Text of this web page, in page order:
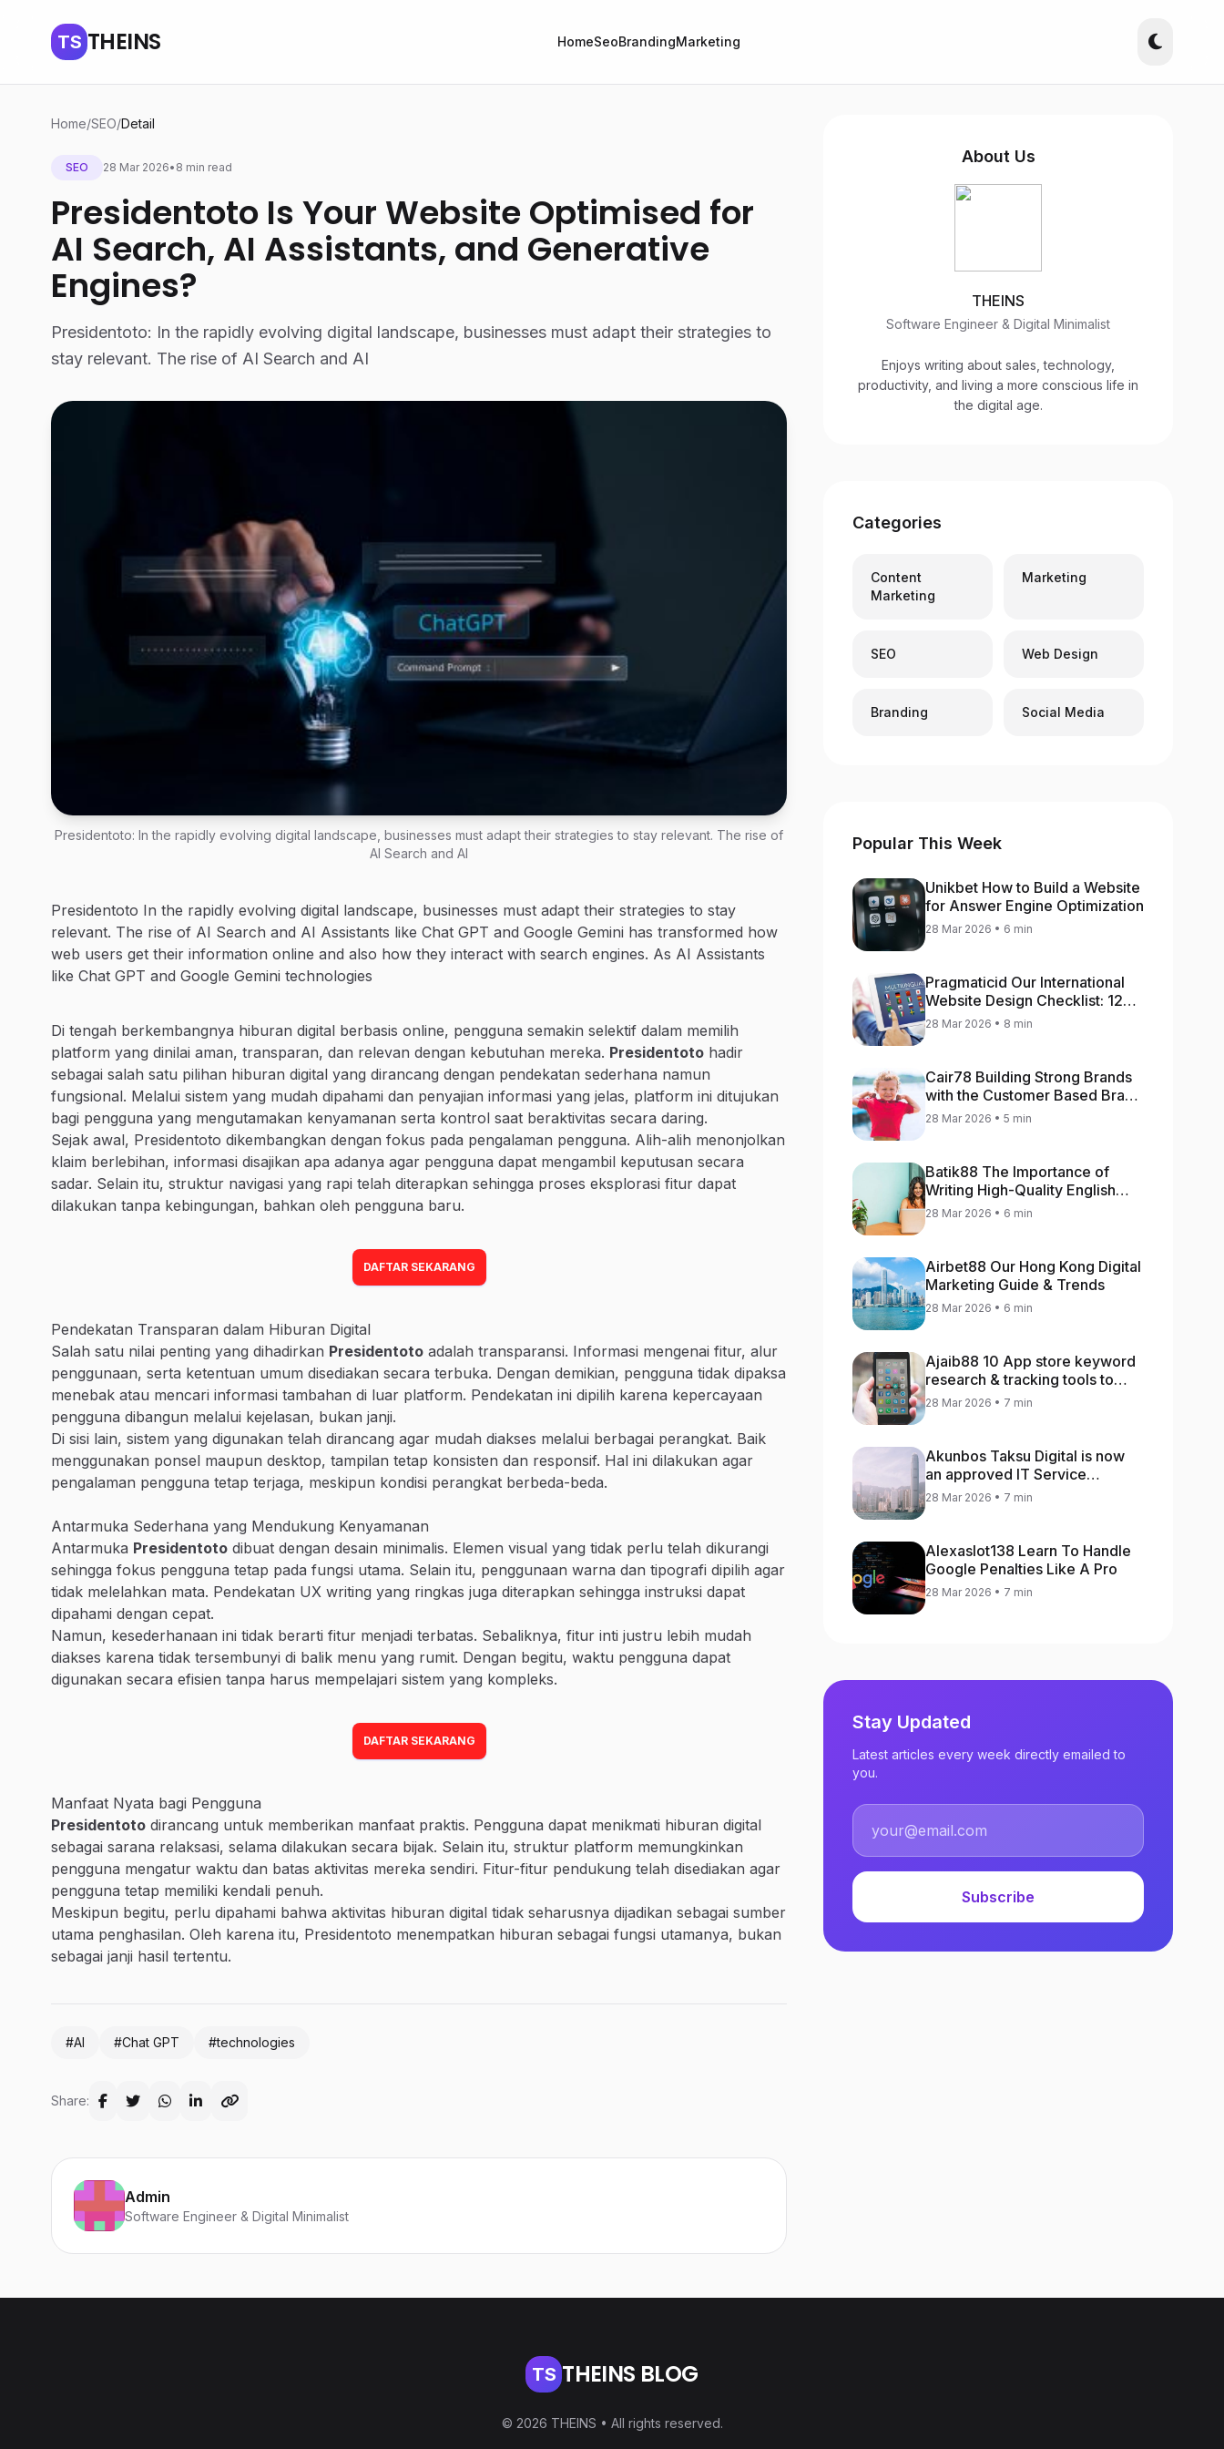
TS THEINS HomeSeoBrandingMarketing
Home/SEO/Detail
SEO 28 Mar 2026• 8 min read
Presidentoto Is Your Website Optimised for
AI Search, AI Assistants, and Generative
Engines?
Presidentoto: In the rapidly evolving digital landscape, businesses must adapt their strategies to
stay relevant. The rise of AI Search and AI
Presidentoto: In the rapidly evolving digital landscape, businesses must adapt their strategies to stay relevant. The rise of
AI Search and AI
Presidentoto In the rapidly evolving digital landscape, businesses must adapt their strategies to stay
relevant. The rise of AI Search and AI Assistants like Chat GPT and Google Gemini has transformed how
web users get their information online and also how they interact with search engines. As AI Assistants
like Chat GPT and Google Gemini technologies
Di tengah berkembangnya hiburan digital berbasis online, pengguna semakin selektif dalam memilih
platform yang dinilai aman, transparan, dan relevan dengan kebutuhan mereka. Presidentoto hadir
sebagai salah satu pilihan hiburan digital yang dirancang dengan pendekatan sederhana namun
fungsional. Melalui sistem yang mudah dipahami dan penyajian informasi yang jelas, platform ini ditujukan
bagi pengguna yang mengutamakan kenyamanan serta kontrol saat beraktivitas secara daring.
Sejak awal, Presidentoto dikembangkan dengan fokus pada pengalaman pengguna. Alih-alih menonjolkan
klaim berlebihan, informasi disajikan apa adanya agar pengguna dapat mengambil keputusan secara
sadar. Selain itu, struktur navigasi yang rapi telah diterapkan sehingga proses eksplorasi fitur dapat
dilakukan tanpa kebingungan, bahkan oleh pengguna baru.
DAFTAR SEKARANG
Pendekatan Transparan dalam Hiburan Digital
Salah satu nilai penting yang dihadirkan Presidentoto adalah transparansi. Informasi mengenai fitur, alur
penggunaan, serta ketentuan umum disediakan secara terbuka. Dengan demikian, pengguna tidak dipaksa
menebak atau mencari informasi tambahan di luar platform. Pendekatan ini dipilih karena kepercayaan
pengguna dibangun melalui kejelasan, bukan janji.
Di sisi lain, sistem yang digunakan telah dirancang agar mudah diakses melalui berbagai perangkat. Baik
menggunakan ponsel maupun desktop, tampilan tetap konsisten dan responsif. Hal ini dilakukan agar
pengalaman pengguna tetap terjaga, meskipun kondisi perangkat berbeda-beda.
Antarmuka Sederhana yang Mendukung Kenyamanan
Antarmuka Presidentoto dibuat dengan desain minimalis. Elemen visual yang tidak perlu telah dikurangi
sehingga fokus pengguna tetap pada fungsi utama. Selain itu, penggunaan warna dan tipografi dipilih agar
tidak melelahkan mata. Pendekatan UX writing yang ringkas juga diterapkan sehingga instruksi dapat
dipahami dengan cepat.
Namun, kesederhanaan ini tidak berarti fitur menjadi terbatas. Sebaliknya, fitur inti justru lebih mudah
diakses karena tidak tersembunyi di balik menu yang rumit. Dengan begitu, waktu pengguna dapat
digunakan secara efisien tanpa harus mempelajari sistem yang kompleks.
DAFTAR SEKARANG
Manfaat Nyata bagi Pengguna
Presidentoto dirancang untuk memberikan manfaat praktis. Pengguna dapat menikmati hiburan digital
sebagai sarana relaksasi, selama dilakukan secara bijak. Selain itu, struktur platform memungkinkan
pengguna mengatur waktu dan batas aktivitas mereka sendiri. Fitur-fitur pendukung telah disediakan agar
pengguna tetap memiliki kendali penuh.
Meskipun begitu, perlu dipahami bahwa aktivitas hiburan digital tidak seharusnya dijadikan sebagai sumber
utama penghasilan. Oleh karena itu, Presidentoto menempatkan hiburan sebagai fungsi utamanya, bukan
sebagai janji hasil tertentu.
#AI #Chat GPT #technologies
Share:
Admin
Software Engineer & Digital Minimalist
About Us
THEINS
Software Engineer & Digital Minimalist
Enjoys writing about sales, technology,
productivity, and living a more conscious life in
the digital age.
Categories
Content
Marketing
Marketing
SEO Web Design
Branding Social Media
Popular This Week
Unikbet How to Build a Website
for Answer Engine Optimization
28 Mar 2026 • 6 min
Pragmaticid Our International
Website Design Checklist: 12
Key Stages
28 Mar 2026 • 8 min
Cair78 Building Strong Brands
with the Customer Based Brand
Equity (CBBE) Model
28 Mar 2026 • 5 min
Batik88 The Importance of
Writing High-Quality English
Content
28 Mar 2026 • 6 min
Airbet88 Our Hong Kong Digital
Marketing Guide & Trends
28 Mar 2026 • 6 min
Ajaib88 10 App store keyword
research & tracking tools to
increase app rankings
28 Mar 2026 • 7 min
Akunbos Taksu Digital is now
an approved IT Service
Provider for the Hong Kong
28 Mar 2026 • 7 min
Alexaslot138 Learn To Handle
Google Penalties Like A Pro
28 Mar 2026 • 7 min
Stay Updated
Latest articles every week directly emailed to
you.
Subscribe
TS THEINS BLOG
© 2026 THEINS • All rights reserved.